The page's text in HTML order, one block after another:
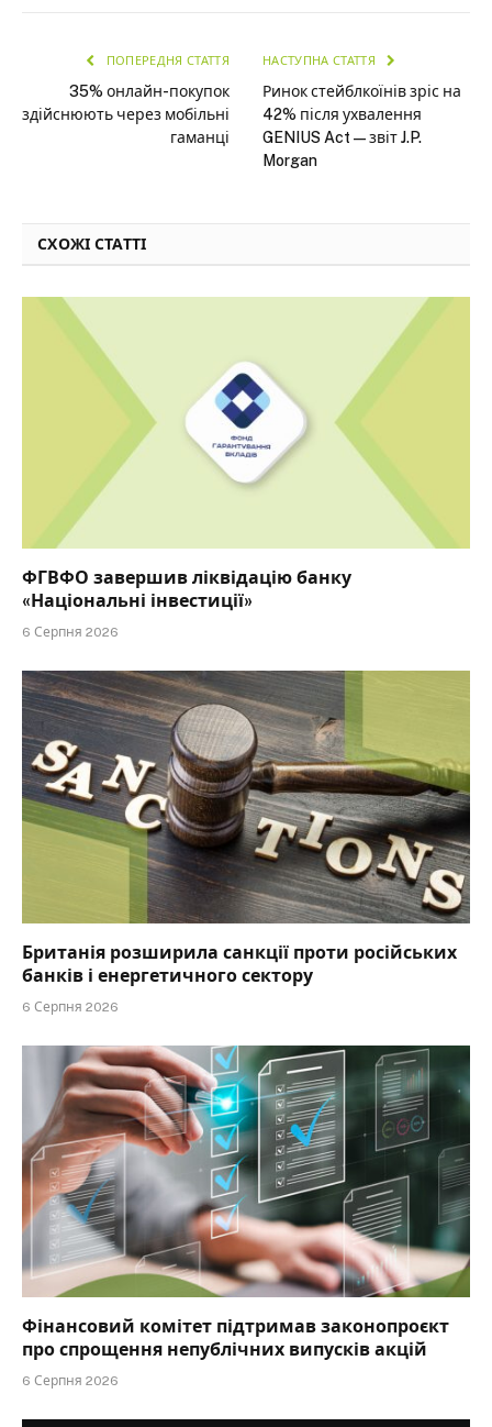
ПОПЕРЕДНЯ СТАТТЯ
35% онлайн-покупок
здійснюють через мобільні
гаманці
НАСТУПНА СТАТТЯ
Ринок стейблкоїнів зріс на
42% після ухвалення
GENIUS Act — звіт J.P.
Morgan
СХОЖІ СТАТТІ
ФГВФО завершив ліквідацію банку
«Національні інвестиції»
6 Серпня 2026
Британія розширила санкції проти російських
банків і енергетичного сектору
6 Серпня 2026
Фінансовий комітет підтримав законопроєкт
про спрощення непублічних випусків акцій
6 Серпня 2026